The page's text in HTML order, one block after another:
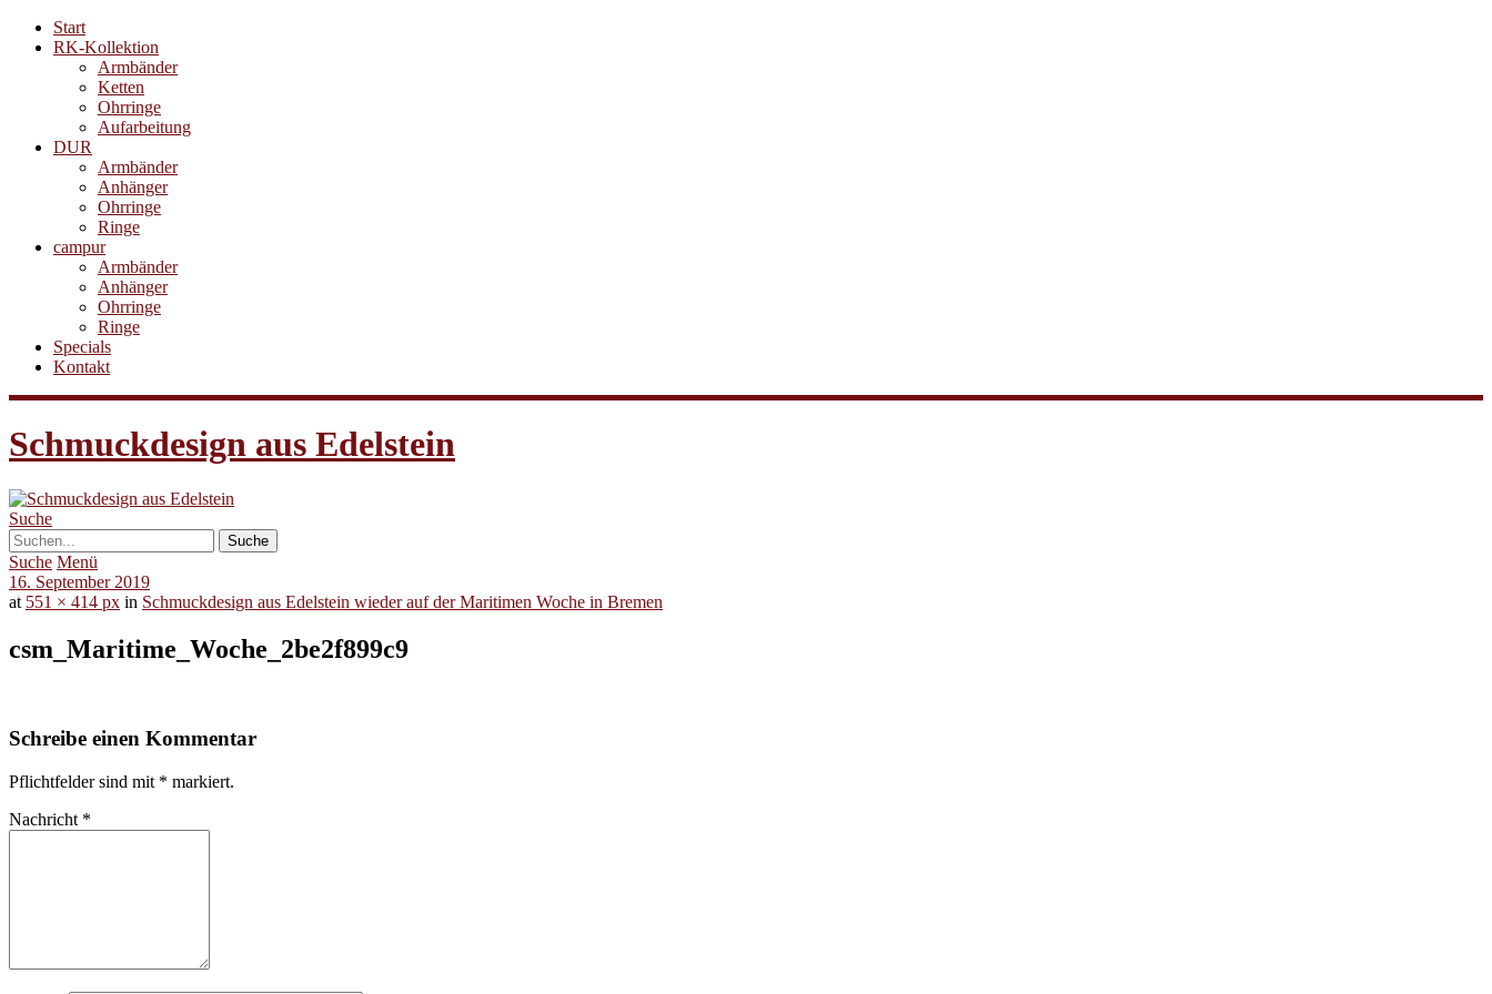
Start
RK-Kollektion
Armbänder
Ketten
Ohrringe
Aufarbeitung
DUR
Armbänder
Anhänger
Ohrringe
Ringe
campur
Armbänder
Anhänger
Ohrringe
Ringe
Specials
Kontakt
Schmuckdesign aus Edelstein
Suche
Suche Menü
16. September 2019
at 551 × 414 px in Schmuckdesign aus Edelstein wieder auf der Maritimen Woche in Bremen
csm_Maritime_Woche_2be2f899c9
Schreibe einen Kommentar
Pflichtfelder sind mit * markiert.
Nachricht *